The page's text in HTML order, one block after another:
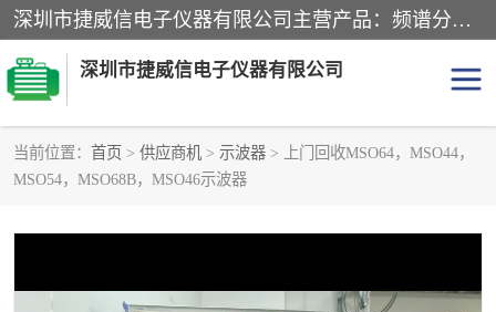
深圳市捷威信电子仪器有限公司主营产品：频谱分析仪.信号发生器.网络分析仪.音频分析仪，示波器，电源，音频分析仪。综合测试仪。蓝牙测试仪等
深圳市捷威信电子仪器有限公司
当前位置： 首页 > 供应商机 > 示波器 > 上门回收MSO64，MSO44，
MSO54，MSO68B，MSO46示波器
探头
音频分析仪 天馈线测试仪